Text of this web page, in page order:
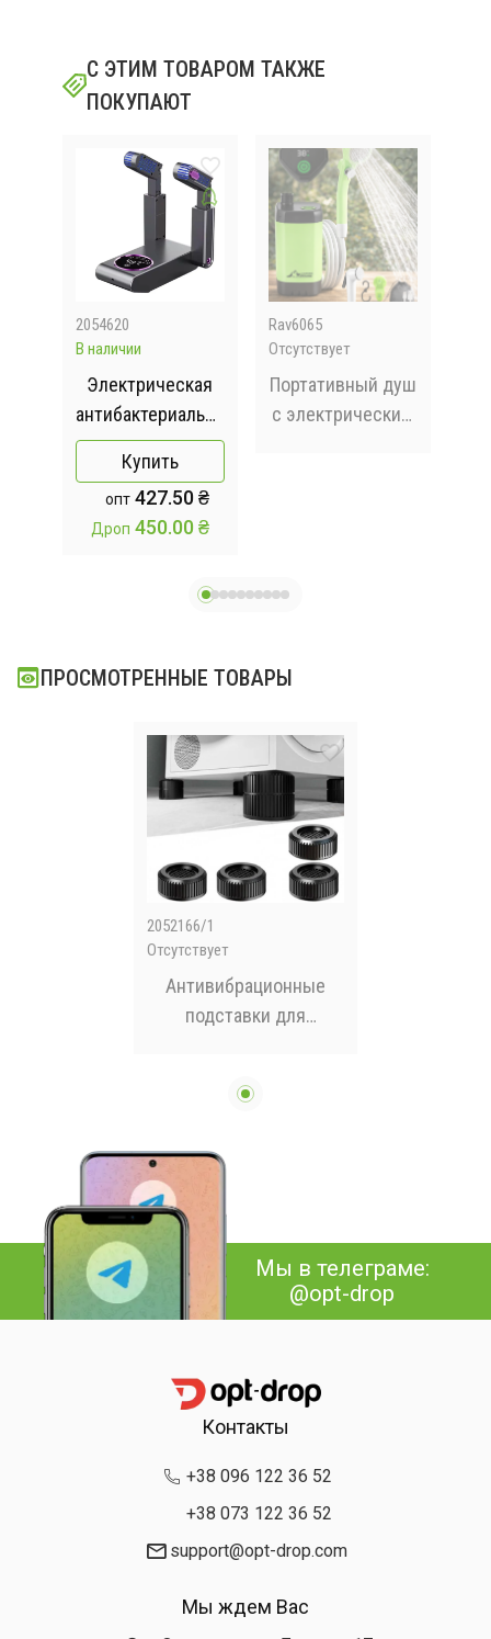
С ЭТИМ ТОВАРОМ ТАКЖЕ
ПОКУПАЮТ
2054620
В наличии
Электрическая
антибактериальная
сушилка для
обуви SH-3
Купить
опт427.50 ₴
Дроп 450.00 ₴
Rav6065
Отсутствует
Портативный душ
с электрическим
ПРОСМОТРЕННЫЕ ТОВАРЫ
2052166/1
Отсутствует
Антивибрационные
подставки для
Мы в телеграме:
@opt-drop
Контакты
+38 096 122 36 52
+38 073 122 36 52
support@opt-drop.com
Мы ждем Вас